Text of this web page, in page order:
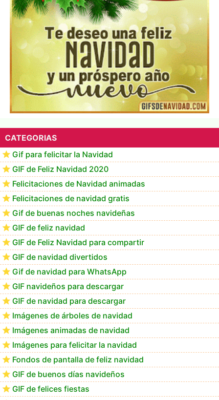
Te deseo una Feliz Navidad Bartolomea
CATEGORIAS
Gif para felicitar la Navidad
GIF de Feliz Navidad 2020
Felicitaciones de Navidad animadas
Felicitaciones de navidad gratis
Gif de buenas noches navideñas
GIF de feliz navidad
GIF de Feliz Navidad para compartir
GIF de navidad divertidos
Gif de navidad para WhatsApp
GIF navideños para descargar
GIF de navidad para descargar
Imágenes de árboles de navidad
Imágenes animadas de navidad
Imágenes para felicitar la navidad
Fondos de pantalla de feliz navidad
GIF de buenos días navideños
GIF de felices fiestas